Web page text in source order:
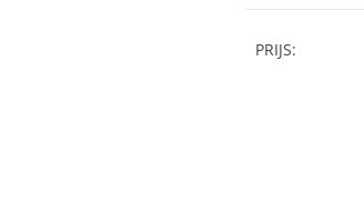
PRIJS: